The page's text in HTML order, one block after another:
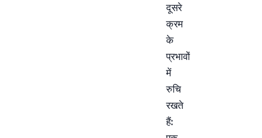
दूसरे
क्रम
के
प्रभावों
में
रुचि
रखते
हैं: